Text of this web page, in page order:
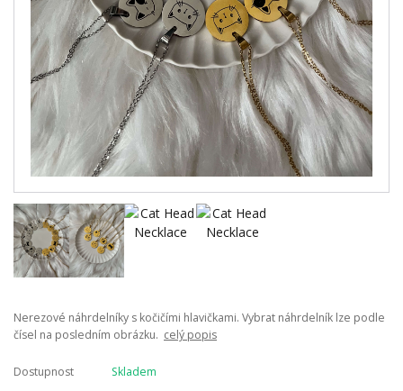
Nerezové náhrdelníky s kočičími hlavičkami. Vybrat náhrdelník lze podle
čísel na posledním obrázku. celý popis
Dostupnost
Skladem